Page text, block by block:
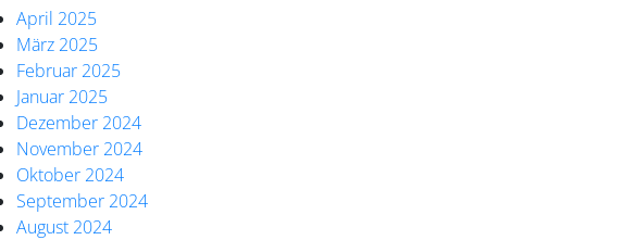
April 2025
März 2025
Februar 2025
Januar 2025
Dezember 2024
November 2024
Oktober 2024
September 2024
August 2024